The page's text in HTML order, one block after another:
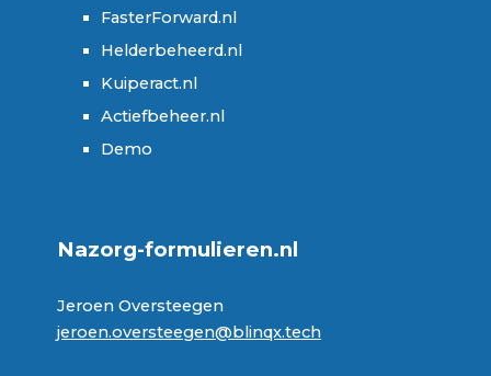
FasterForward.nl
Helderbeheerd.nl
Kuiperact.nl
Actiefbeheer.nl
Demo
Nazorg-formulieren.nl
Jeroen Oversteegen
jeroen.oversteegen@blinqx.tech